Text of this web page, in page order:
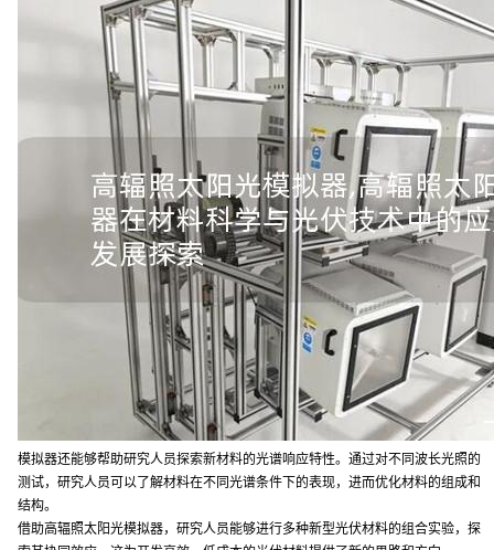
模拟器还能够帮助研究人员探索新材料的光谱响应特性。通过对不同波长光照的
测试，研究人员可以了解材料在不同光谱条件下的表现，进而优化材料的组成和
结构。
借助高辐照太阳光模拟器，研究人员能够进行多种新型光伏材料的组合实验，探